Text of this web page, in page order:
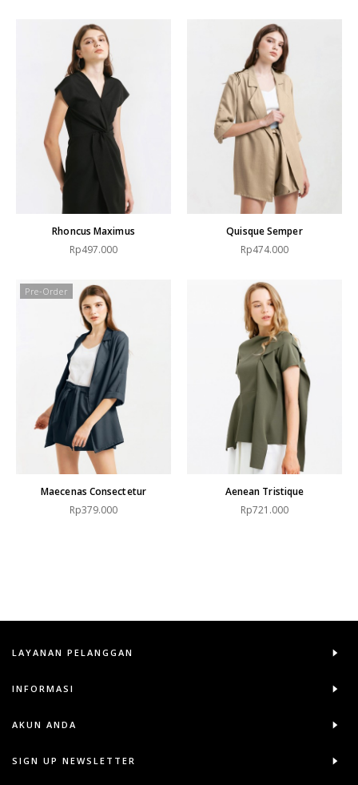
Rhoncus Maximus
Rp497.000
Quisque Semper
Rp474.000
Pre-Order
Maecenas Consectetur
Rp379.000
Aenean Tristique
Rp721.000
LAYANAN PELANGGAN
INFORMASI
AKUN ANDA
SIGN UP NEWSLETTER